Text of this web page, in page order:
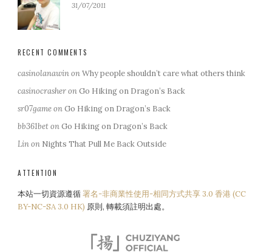
31/07/2011
RECENT COMMENTS
casinolanawinonWhy people shouldn’t care what others think
casinocrasheronGo Hiking on Dragon’s Back
sr07gameonGo Hiking on Dragon’s Back
bb361betonGo Hiking on Dragon’s Back
Linon Nights That Pull Me Back Outside
ATTENTION
本站一切資源遵循署名-非商業性使用-相同方式共享 3.0 香港 (CC
BY-NC-SA 3.0 HK) 原則, 轉載須註明出處。